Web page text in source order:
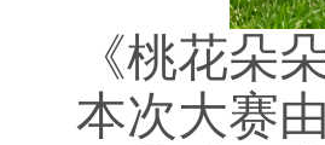
《桃花朵朵
本次大赛